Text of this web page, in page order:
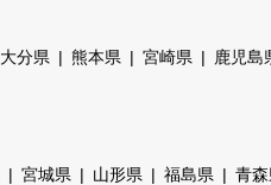
大分県 熊本県 宮崎県 鹿児島
宮城県 山形県 福島県 青